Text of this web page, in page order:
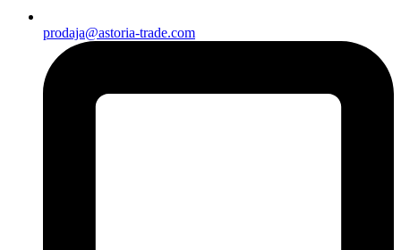
prodaja@astoria-trade.com